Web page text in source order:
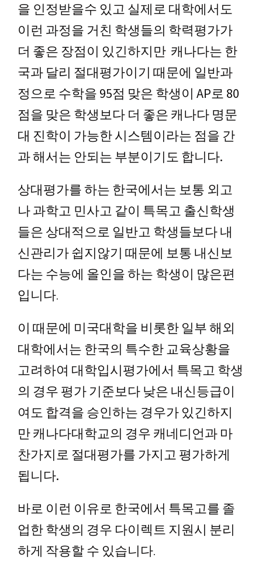
을 인정받을수 있고 실제로 대학에서도
이런 과정을 거친 학생들의 학력평가가
더 좋은 장점이 있긴하지만 캐나다는 한
국과 달리 절대평가이기 때문에 일반과
정으로 수학을 95점 맞은 학생이 AP로 80
점을 맞은 학생보다 더 좋은 캐나다 명문
대 진학이 가능한 시스템이라는 점을 간
과 해서는 안되는 부분이기도 합니다.
상대평가를 하는 한국에서는 보통 외고
나 과학고 민사고 같이 특목고 출신학생
들은 상대적으로 일반고 학생들보다 내
신관리가 쉽지않기 때문에 보통 내신보
다는 수능에 올인을 하는 학생이 많은편
입니다.
이 때문에 미국대학을 비롯한 일부 해외
대학에서는 한국의 특수한 교육상황을
고려하여 대학입시평가에서 특목고 학생
의 경우 평가 기준보다 낮은 내신등급이
여도 합격을 승인하는 경우가 있긴하지
만 캐나다대학교의 경우 캐네디언과 마
찬가지로 절대평가를 가지고 평가하게
됩니다.
바로 이런 이유로 한국에서 특목고를 졸
업한 학생의 경우 다이렉트 지원시 분리
하게 작용할 수 있습니다.